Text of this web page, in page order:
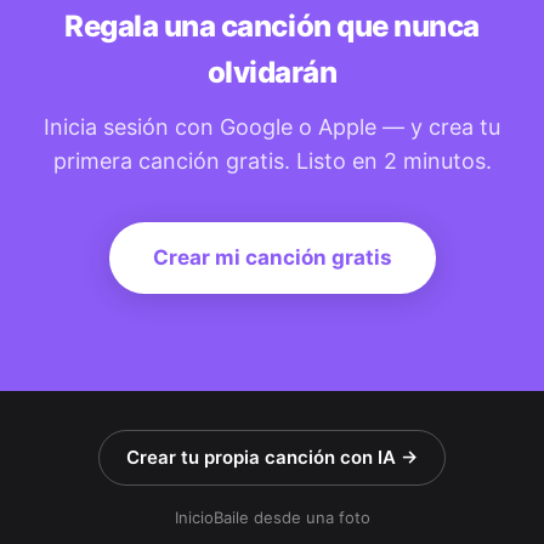
Regala una canción que nunca
olvidarán
Inicia sesión con Google o Apple — y crea tu
primera canción gratis. Listo en 2 minutos.
Crear mi canción gratis
Crear tu propia canción con IA →
InicioBaile desde una foto